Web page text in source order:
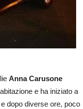
Anna Carusone
e ha iniziato a
dopo diverse ore, poco